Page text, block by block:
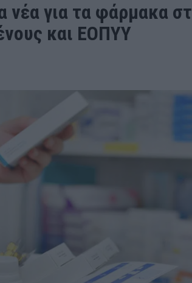
νέα για τα φάρμακα
και ΕΟΠΥΥ